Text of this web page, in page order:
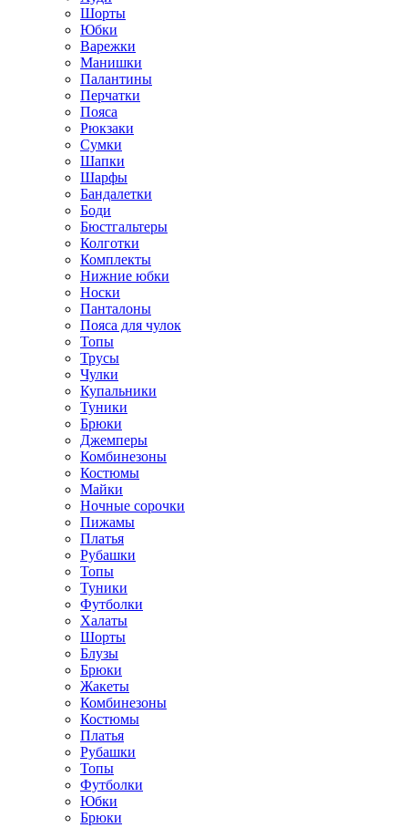
Шорты
Юбки
Варежки
Манишки
Палантины
Перчатки
Пояса
Рюкзаки
Сумки
Шапки
Шарфы
Бандалетки
Боди
Бюстгальтеры
Колготки
Комплекты
Нижние юбки
Носки
Панталоны
Поясa для чулок
Топы
Трусы
Чулки
Купальники
Туники
Брюки
Джемперы
Комбинезоны
Костюмы
Майки
Ночные сорочки
Пижамы
Платья
Рубашки
Топы
Туники
Футболки
Халаты
Шорты
Блузы
Брюки
Жакеты
Комбинезоны
Костюмы
Платья
Рубашки
Топы
Футболки
Юбки
Брюки